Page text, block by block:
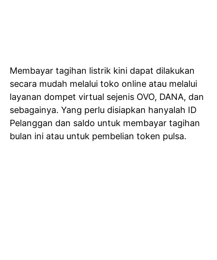
Membayar tagihan listrik kini dapat dilakukan
secara mudah melalui toko online atau melalui
layanan dompet virtual sejenis OVO, DANA, dan
sebagainya. Yang perlu disiapkan hanyalah ID
Pelanggan dan saldo untuk membayar tagihan
bulan ini atau untuk pembelian token pulsa.